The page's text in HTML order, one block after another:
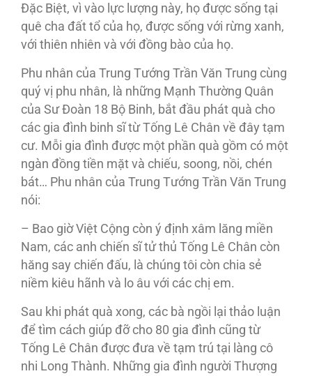
Ðặc Biệt, vì vào lực lượng này, họ được sống tại
quê cha đất tổ của họ, được sống với rừng xanh,
với thiên nhiên và với đồng bào của họ.
Phu nhân của Trung Tướng Trần Văn Trung cùng
quý vị phu nhân, là những Mạnh Thường Quân
của Sư Ðoàn 18 Bộ Binh, bắt đầu phát quà cho
các gia đình binh sĩ từ Tống Lê Chân về đây tạm
cư. Mỗi gia đình được một phần quà gồm có một
ngàn đồng tiền mặt và chiếu, soong, nồi, chén
bát… Phu nhân của Trung Tướng Trần Văn Trung
nói:
– Bao giờ Việt Cộng còn ý định xâm lăng miền
Nam, các anh chiến sĩ tử thủ Tống Lê Chân còn
hăng say chiến đấu, là chúng tôi còn chia sẻ
niềm kiêu hãnh và lo âu với các chị em.
Sau khi phát quà xong, các bà ngồi lại thảo luận
để tìm cách giúp đỡ cho 80 gia đình cũng từ
Tống Lê Chân được đưa về tạm trú tại làng cô
nhi Long Thành. Những gia đình người Thượng